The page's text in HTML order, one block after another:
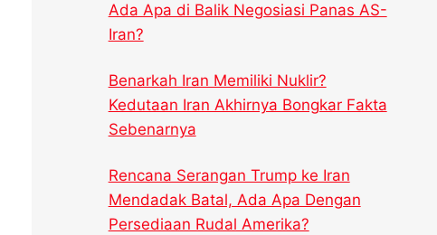
Ada Apa di Balik Negosiasi Panas AS-
Iran?
Benarkah Iran Memiliki Nuklir?
Kedutaan Iran Akhirnya Bongkar Fakta
Sebenarnya
Rencana Serangan Trump ke Iran
Mendadak Batal, Ada Apa Dengan
Persediaan Rudal Amerika?